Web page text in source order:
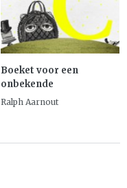
Boeket voor een
onbekende
Ralph Aarnout